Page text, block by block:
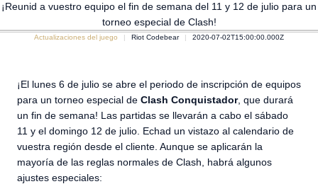
¡Reunid a vuestro equipo el fin de semana del 11 y 12 de julio para un
torneo especial de Clash!
Actualizaciones del juego Riot Codebear 2020-07-02T15:00:00.000Z
¡El lunes 6 de julio se abre el periodo de inscripción de equipos
para un torneo especial de Clash Conquistador, que durará
un fin de semana! Las partidas se llevarán a cabo el sábado
11 y el domingo 12 de julio. Echad un vistazo al calendario de
vuestra región desde el cliente. Aunque se aplicarán la
mayoría de las reglas normales de Clash, habrá algunos
ajustes especiales: